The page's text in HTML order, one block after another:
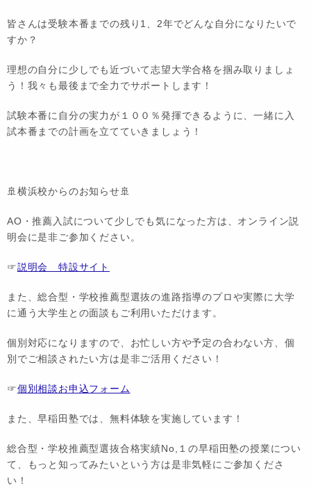
皆さんは受験本番までの残り1、2年でどんな自分になりたいで
すか？
理想の自分に少しでも近づいて志望大学合格を掴み取りましょ
う！我々も最後まで全力でサポートします！
試験本番に自分の実力が１００％発揮できるように、一緒に入
試本番までの計画を立てていきましょう！
🚢横浜校からのお知らせ🚢
AO・推薦入試について少しでも気になった方は、オンライン説
明会に是非ご参加ください。
☞説明会 特設サイト
また、総合型・学校推薦型選抜の進路指導のプロや実際に大学
に通う大学生との面談もご利用いただけます。
個別対応になりますので、お忙しい方や予定の合わない方、個
別でご相談されたい方は是非ご活用ください！
☞個別相談お申込フォーム
また、早稲田塾では、無料体験を実施しています！
総合型・学校推薦型選抜合格実績No,１の早稲田塾の授業につい
て、もっと知ってみたいという方は是非気軽にご参加くださ
い！